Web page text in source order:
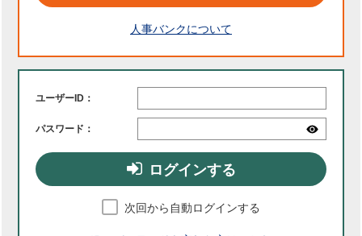
人事バンクについて
ユーザーID：
パスワード：
ログインする
次回から自動ログインする